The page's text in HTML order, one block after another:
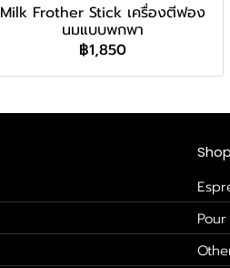
Milk Frother Stick เครื่องตีฟอง
นมแบบพกพา
฿1,850